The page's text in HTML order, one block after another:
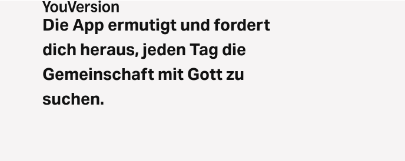
Die App ermutigt und fordert
dich heraus, jeden Tag die
Gemeinschaft mit Gott zu
suchen.